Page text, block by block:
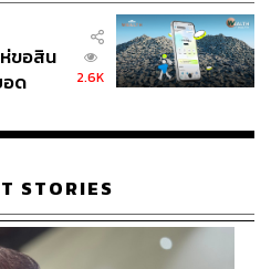
เอ็ดเวิร์ดส์ไปดูแล อยากบริหาร
ทำให้อดีตผู้อำนวยการสโมสร
รจากันที่บอสตันเมื่อสัปดาห์ที่
ที่จะกลับมาอีกครั้ง
ขอสิน
อด
2.6K
STORIES